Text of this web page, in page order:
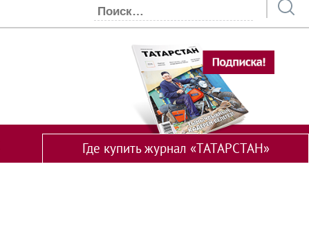
Где купить журнал «ТАТАРСТАН»